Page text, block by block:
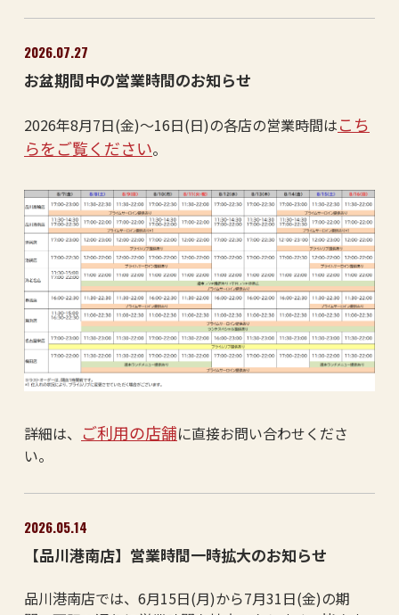
2026.07.27
お盆期間中の営業時間のお知らせ
2026年8月7日(金)～16日(日)の各店の営業時間はこち
らをご覧ください。
詳細は、 ご利用の店舗に直接お問い合わせくださ
い。
2026.05.14
【品川港南店】営業時間一時拡大のお知らせ
品川港南店では、6月15日(月)から7月31日(金)の期